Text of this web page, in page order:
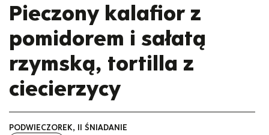
Pieczony kalafior z
pomidorem i sałatą
rzymską, tortilla z
ciecierzycy
PODWIECZOREK, II ŚNIADANIE